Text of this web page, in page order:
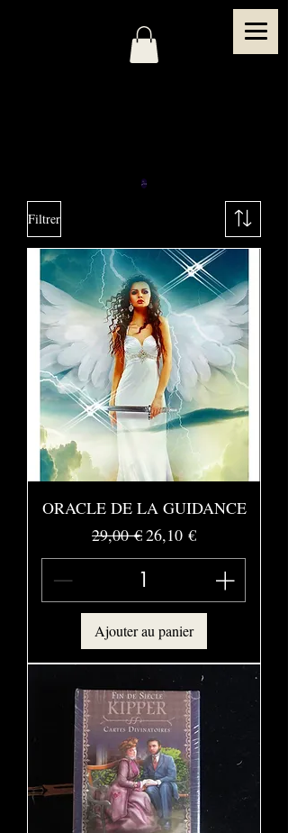
Filtrer
ORACLE DE LA GUIDANCE
Prix original
29,00 €Prix promotionnel
26,10 €
Ajouter au panier